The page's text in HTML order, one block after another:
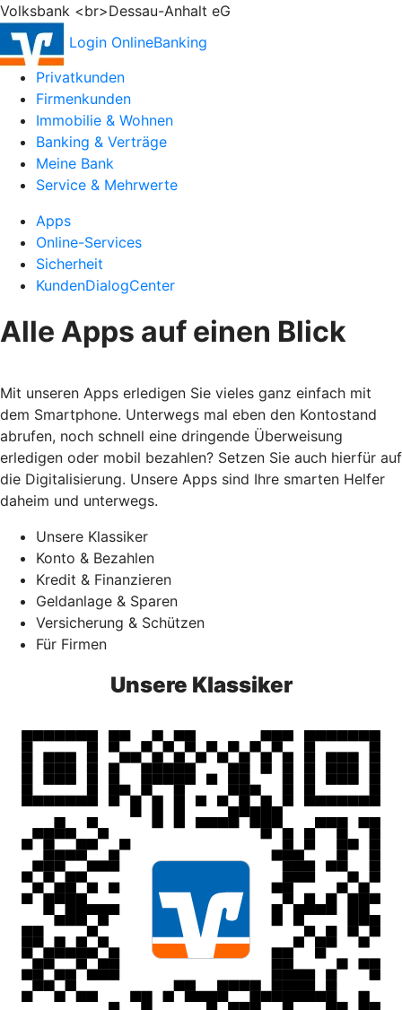
Volksbank <br>Dessau-Anhalt eG
Login OnlineBanking
Privatkunden
Firmenkunden
Immobilie & Wohnen
Banking & Verträge
Meine Bank
Service & Mehrwerte
Apps
Online-Services
Sicherheit
KundenDialogCenter
Alle Apps auf einen Blick
Mit unseren Apps erledigen Sie vieles ganz einfach mit
dem Smartphone. Unterwegs mal eben den Kontostand
abrufen, noch schnell eine dringende Überweisung
erledigen oder mobil bezahlen? Setzen Sie auch hierfür auf
die Digitalisierung. Unsere Apps sind Ihre smarten Helfer
daheim und unterwegs.
Unsere Klassiker
Konto & Bezahlen
Kredit & Finanzieren
Geldanlage & Sparen
Versicherung & Schützen
Für Firmen
Unsere Klassiker